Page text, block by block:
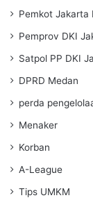
Pemkot Jakarta
Pemprov DKI
Satpol PP DKI
DPRD Medan
perda
Menaker
Korban
A-League
Tips UMKM